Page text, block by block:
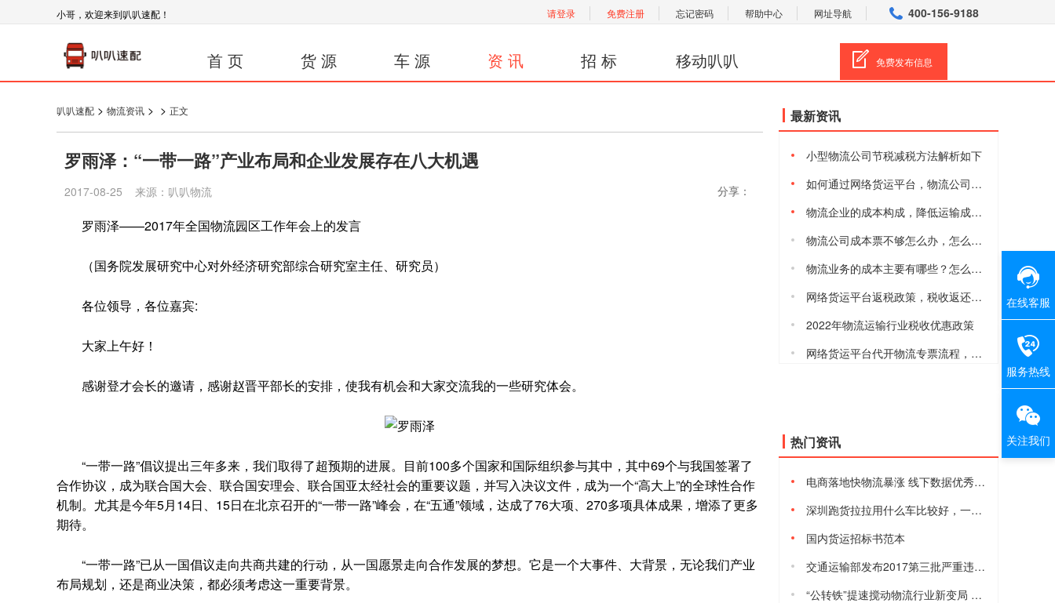
小哥，欢迎来到叭叭速配！ 请登录 免费注册 忘记密码 帮助中心 网址导航 400-156-9188
首 页 货 源 车 源 资 讯 招 标 移动叭叭 免费发布信息
叭叭速配 > 物流资讯 > > 正文
罗雨泽：“一带一路”产业布局和企业发展存在八大机遇
2017-08-25 来源：叭叭物流 分享：
罗雨泽——2017年全国物流园区工作年会上的发言
（国务院发展研究中心对外经济研究部综合研究室主任、研究员）
各位领导，各位嘉宾:
大家上午好！
感谢登才会长的邀请，感谢赵晋平部长的安排，使我有机会和大家交流我的一些研究体会。
“一带一路”倡议提出三年多来，我们取得了超预期的进展。目前100多个国家和国际组织参与其中，其中69个与我国签署了
合作协议，成为联合国大会、联合国安理会、联合国亚太经社会的重要议题，并写入决议文件，成为一个“高大上”的全球性合作
机制。尤其是今年5月14日、15日在北京召开的“一带一路”峰会，在“五通”领域，达成了76大项、270多项具体成果，增添了更多
期待。
“一带一路”已从一国倡议走向共商共建的行动，从一国愿景走向合作发展的梦想。它是一个大事件、大背景，无论我们产业
布局规划，还是商业决策，都必须考虑这一重要背景。
最新资讯
小型物流公司节税减税方法解析如下
如何通过网络货运平台，物流公司合规减税降费
物流企业的成本构成，降低运输成本的方法有哪些
物流公司成本票不够怎么办，怎么获取物流进项成本票
物流业务的成本主要有哪些？怎么降低物流综合成本
网络货运平台返税政策，税收返还有多少
2022年物流运输行业税收优惠政策
网络货运平台代开物流专票流程，安全合规吗
热门资讯
电商落地快物流暴涨 线下数据优秀但仍有隐忧
深圳跑货拉拉用什么车比较好，一天能赚多少钱
国内货运招标书范本
交通运输部发布2017第三批严重违法超限超载运输失信当事人黑名单
“公转铁”提速搅动物流行业新变局 港口、货运等行业将进入短暂阵痛
在线客服
服务热线
关注我们